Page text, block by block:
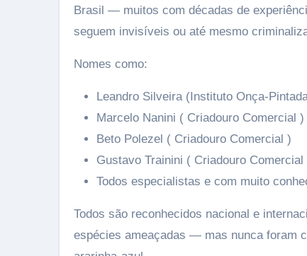
Brasil — muitos com décadas de
seguem invisíveis ou até mesmo
Nomes como:
Leandro Silveira (Instituto Onça-
Marcelo Nanini ( Criadouro Comercial )
Beto Polezel ( Criadouro Comercial )
Gustavo Trainini ( Criadouro Comercial
Todos especialistas e com muito
Todos são reconhecidos nacional e
espécies ameaçadas — mas nunca foram